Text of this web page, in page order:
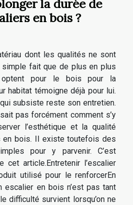
la durée de
en bois ?
dont les qualités ne sont
simple fait que de plus en plus
optent pour le bois pour la
habitat témoigne déjà pour lui.
subsiste reste son entretien.
pas forcément comment s’y
l’esthétique et la qualité
bois. Il existe toutefois des
pour y parvenir. C’est
cet article.Entretenir l’escalier
utilisé pour le renforcerEn
escalier en bois n’est pas tant
difficulté survient lorsqu’on ne